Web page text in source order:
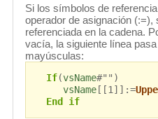
Si los símbolos de
operador de asignación
referenciada en la cadena.
vacía, la siguiente línea
mayúsculas:
If(vsName#"")
vsName[[1]]:=
End if